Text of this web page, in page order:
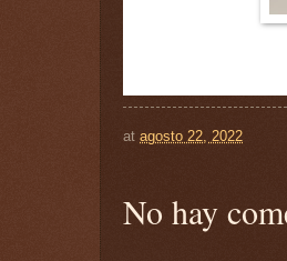
at agosto 22, 2022
No hay